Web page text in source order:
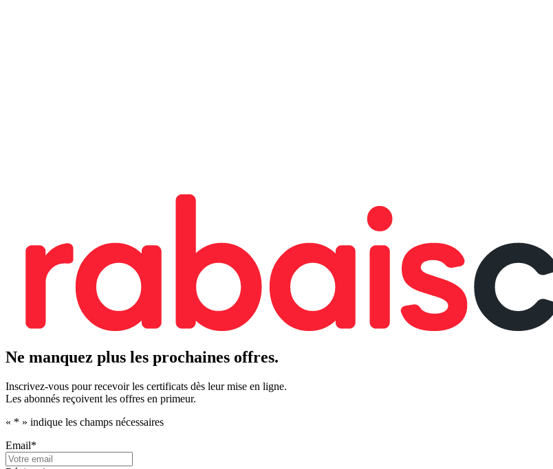
Ne manquez plus les prochaines offres.
Inscrivez-vous pour recevoir les certificats dès leur mise en ligne.
Les abonnés reçoivent les offres en primeur.
« * » indique les champs nécessaires
Email*